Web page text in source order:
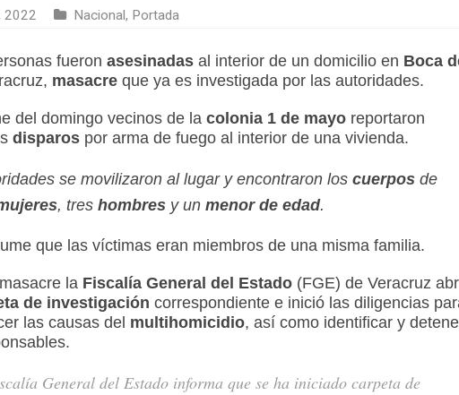
2022 Nacional, Portada
fueron asesinadas al interior de un domicilio en Boca
masacre que ya es investigada por las autoridades.
del domingo vecinos de la colonia 1 de mayo reportaron
disparos por arma de fuego al interior de una vivienda.
se movilizaron al lugar y encontraron los cuerpos de
, tres hombres y un menor de edad.
que las víctimas eran miembros de una misma familia.
la Fiscalía General del Estado (FGE) de Veracruz
de investigación correspondiente e inició las diligencias
las causas del multihomicidio, así como identificar y
General del Estado informa que se ha iniciado carpeta de